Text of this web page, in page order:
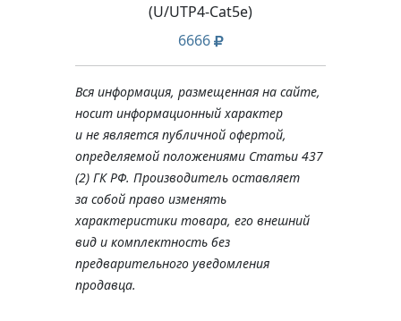
(U/UTP4-Cat5е)
6666
Вся информация, размещенная на сайте,
носит информационный характер
и не является публичной офертой,
определяемой положениями Статьи 437
(2) ГК РФ. Производитель оставляет
за собой право изменять
характеристики товара, его внешний
вид и комплектность без
предварительного уведомления
продавца.